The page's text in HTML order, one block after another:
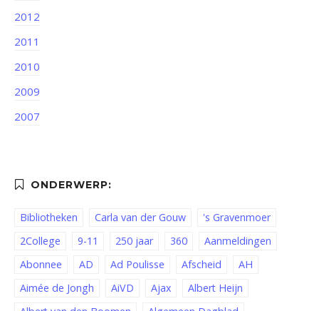
2012
2011
2010
2009
2007
Bibliotheken Carla van der Gouw
's Gravenmoer
2College
9-11 250 jaar 360
Aanmeldingen
Abonnee
AD Ad Poulisse Afscheid
AH
Aimée de Jongh
AiVD Ajax
Albert Heijn